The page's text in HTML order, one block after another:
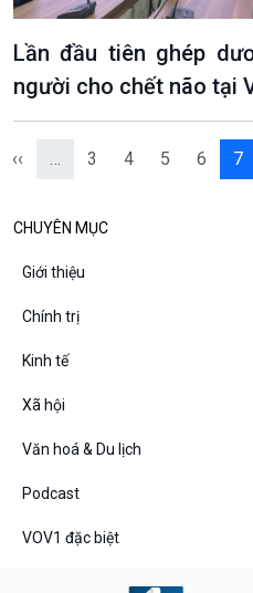
Lần đầu tiên ghép
người cho chết não tại
‹‹ … 3 4 5 6 7
CHUYÊN MỤC
Giới thiệu
Chính trị
Kinh tế
Xã hội
Văn hoá & Du lịch
Podcast
VOV1 đặc biệt